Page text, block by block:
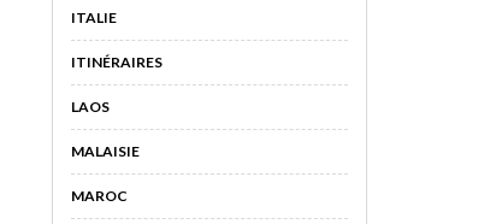
ITALIE
ITINÉRAIRES
LAOS
MALAISIE
MAROC